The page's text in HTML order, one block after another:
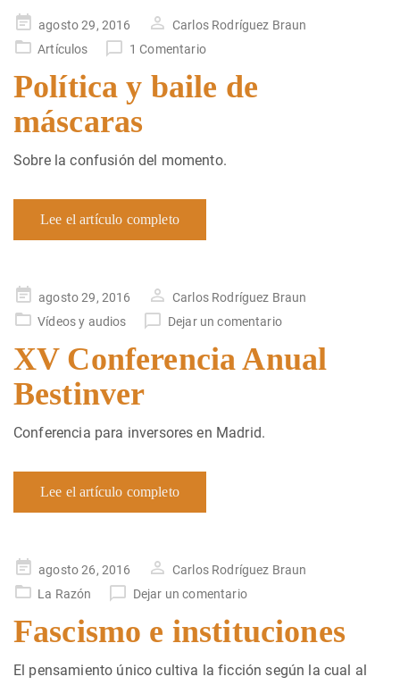
Publicado
en
agosto 29, 2016
Carlos Rodríguez Braun
Artículos
1 Comentario
Política y baile de
máscaras
Sobre la confusión del momento.
Lee el artículo completo
Publicado
en
agosto 29, 2016
Carlos Rodríguez Braun
Vídeos y audios
Dejar un comentario
XV Conferencia Anual
Bestinver
Conferencia para inversores en Madrid.
Lee el artículo completo
Publicado
en
agosto 26, 2016
Carlos Rodríguez Braun
La Razón
Dejar un comentario
Fascismo e instituciones
El pensamiento único cultiva la ficción según la cual al